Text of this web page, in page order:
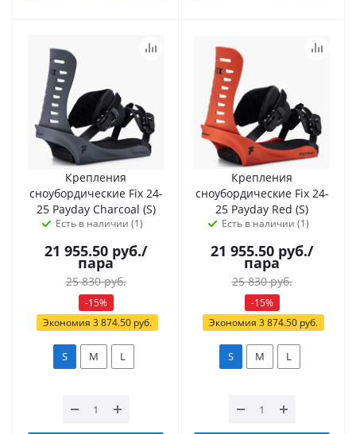
Крепления
сноубордические Fix 24-
25 Payday Charcoal (S)
Есть в наличии (1)
21 955.50 руб./
пара
25 830руб.
-15%
Экономия 3 874.50руб.
S M L
Крепления
сноубордические Fix 24-
25 Payday Red (S)
Есть в наличии (1)
21 955.50 руб./
пара
25 830руб.
-15%
Экономия 3 874.50руб.
S M L